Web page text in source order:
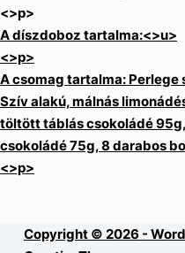
<>p>
A díszdoboz tartalma:<>u>
<>p>
A csomag tartalma:
Szív alakú, málnás
töltött táblás csokoládé
csokoládé 75g, 8 darabos
<>p>
Copyright © 2026 -